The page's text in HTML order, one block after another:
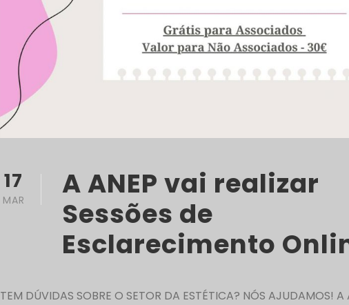
17
MAR
A ANEP vai realizar
Sessões de
Esclarecimento
TEM DÚVIDAS SOBRE O SETOR DA ESTÉTICA? NÓS AJUDAMOS! A